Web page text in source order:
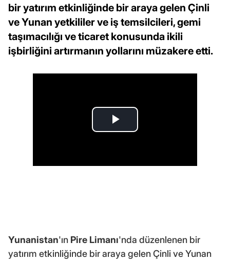
bir yatırım etkinliğinde bir araya gelen Çinli
ve Yunan yetkililer ve iş temsilcileri, gemi
taşımacılığı ve ticaret konusunda ikili
işbirliğini artırmanın yollarını müzakere etti.
Yunanistan'ın Pire Limanı'nda düzenlenen bir
yatırım etkinliğinde bir araya gelen Çinli ve Yunan